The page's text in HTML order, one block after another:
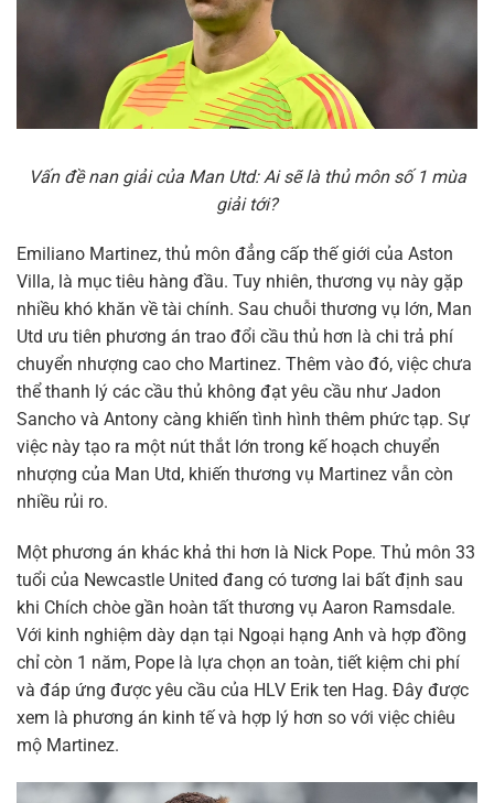
Vấn đề nan giải của Man Utd: Ai sẽ là thủ môn số 1 mùa
giải tới?
Emiliano Martinez, thủ môn đẳng cấp thế giới của Aston
Villa, là mục tiêu hàng đầu. Tuy nhiên, thương vụ này gặp
nhiều khó khăn về tài chính. Sau chuỗi thương vụ lớn, Man
Utd ưu tiên phương án trao đổi cầu thủ hơn là chi trả phí
chuyển nhượng cao cho Martinez. Thêm vào đó, việc chưa
thể thanh lý các cầu thủ không đạt yêu cầu như Jadon
Sancho và Antony càng khiến tình hình thêm phức tạp. Sự
việc này tạo ra một nút thắt lớn trong kế hoạch chuyển
nhượng của Man Utd, khiến thương vụ Martinez vẫn còn
nhiều rủi ro.
Một phương án khác khả thi hơn là Nick Pope. Thủ môn 33
tuổi của Newcastle United đang có tương lai bất định sau
khi Chích chòe gần hoàn tất thương vụ Aaron Ramsdale.
Với kinh nghiệm dày dạn tại Ngoại hạng Anh và hợp đồng
chỉ còn 1 năm, Pope là lựa chọn an toàn, tiết kiệm chi phí
và đáp ứng được yêu cầu của HLV Erik ten Hag. Đây được
xem là phương án kinh tế và hợp lý hơn so với việc chiêu
mộ Martinez.